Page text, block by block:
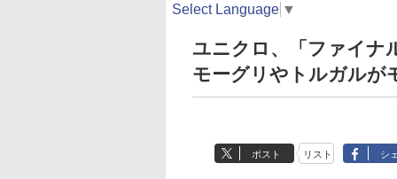
Select Language ▼
ユニクロ、「ファイナ
モーグリやトルガルが
ポスト リスト シ